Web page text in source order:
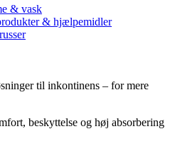
& vask
& hjælpemidler
til inkontinens – for mere
beskyttelse og høj absorbering